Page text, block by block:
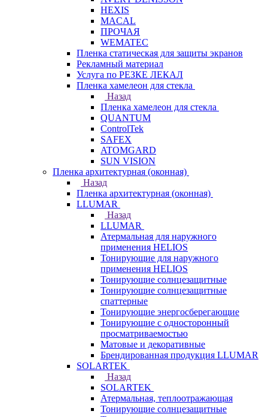
HEXIS
MACAL
ПРОЧАЯ
WEMATEC
Пленка статическая для защиты экранов
Рекламный материал
Услуга по РЕЗКЕ ЛЕКАЛ
Пленка хамелеон для стекла
Назад
Пленка хамелеон для стекла
QUANTUM
ControlTek
SAFEX
ATOMGARD
SUN VISION
Пленка архитектурная (оконная)
Назад
Пленка архитектурная (оконная)
LLUMAR
Назад
LLUMAR
Атермальная для наружного
применения HELIOS
Тонирующие для наружного
применения HELIOS
Тонирующие солнцезащитные
Тонирующие солнцезащитные
спаттерные
Тонирующие энергосберегающие
Тонирующие с односторонный
просматриваемостью
Матовые и декоративные
Брендированная продукция LLUMAR
SOLARTEK
Назад
SOLARTEK
Атермальная, теплоотражающая
Тонирующие солнцезащитные